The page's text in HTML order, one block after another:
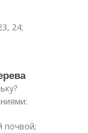
24;
почвой;